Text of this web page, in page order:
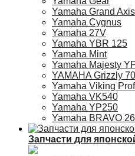
Yamaha Grand Axis
Yamaha Cygnus
Yamaha 27V
Yamaha YBR 125
Yamaha Mint
Yamaha Majesty
YAMAHA Grizzly
Yamaha Viking
Yamaha VK540
Yamaha YP250
Yamaha BRAVO
Запчасти для